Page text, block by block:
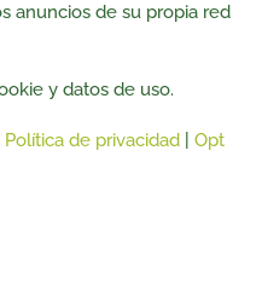
anuncios de su propia red
y datos de uso.
Política de privacidad
Opt